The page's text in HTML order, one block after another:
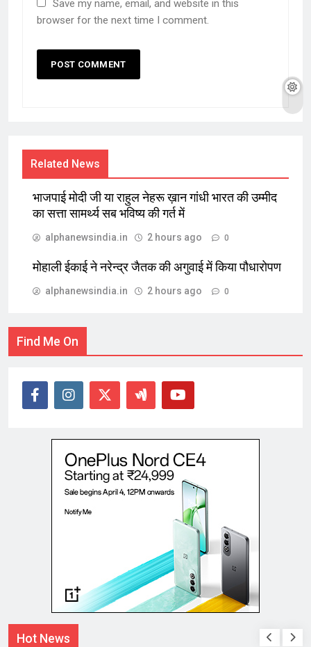
Save my name, email, and website in this
browser for the next time I comment.
Related News
भाजपाई मोदी जी या राहुल नेहरू ख़ान गांधी भारत की उम्मीद
का सत्ता सामर्थ्य सब भविष्य की गर्त में
alphanewsindia.in 2 hours ago 0
मोहाली ईकाई ने नरेन्द्र जैतक की अगुवाई में किया पौधारोपण
alphanewsindia.in 2 hours ago 0
Find Me On
Hot News